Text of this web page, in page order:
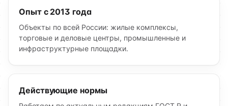
Опыт с 2013 года
Объекты по всей России: жилые комплексы,
торговые и деловые центры, промышленные и
инфраструктурные площадки.
Действующие нормы